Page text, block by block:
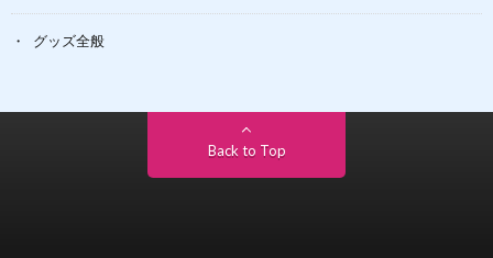
グッズ全般
Back to Top